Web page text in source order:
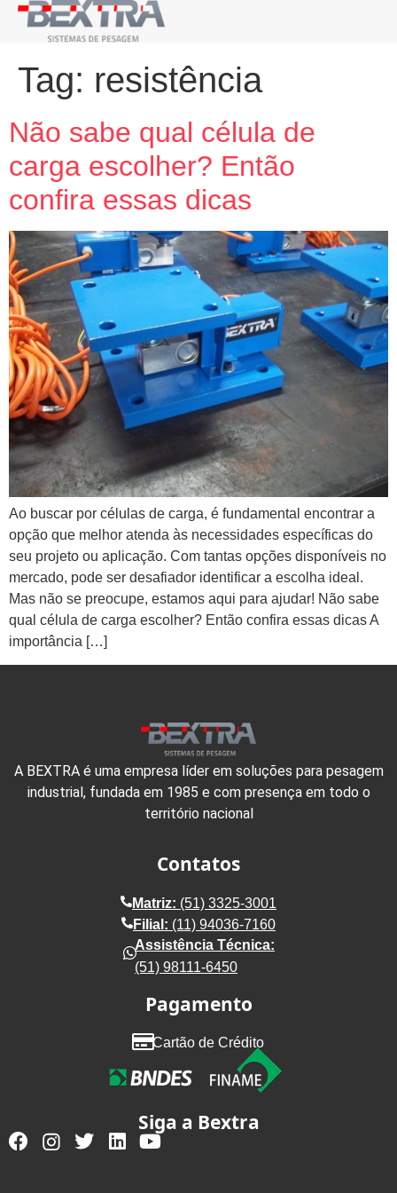
Tag: resistência
Não sabe qual célula de
carga escolher? Então
confira essas dicas
Ao buscar por células de carga, é fundamental encontrar a
opção que melhor atenda às necessidades específicas do
seu projeto ou aplicação. Com tantas opções disponíveis no
mercado, pode ser desafiador identificar a escolha ideal.
Mas não se preocupe, estamos aqui para ajudar! Não sabe
qual célula de carga escolher? Então confira essas dicas A
importância […]
A BEXTRA é uma empresa líder em soluções para pesagem
industrial, fundada em 1985 e com presença em todo o
território nacional
Contatos
Matriz: (51) 3325-3001
Filial: (11) 94036-7160
Assistência Técnica:
(51) 98111-6450
Pagamento
Cartão de Crédito
Siga a Bextra